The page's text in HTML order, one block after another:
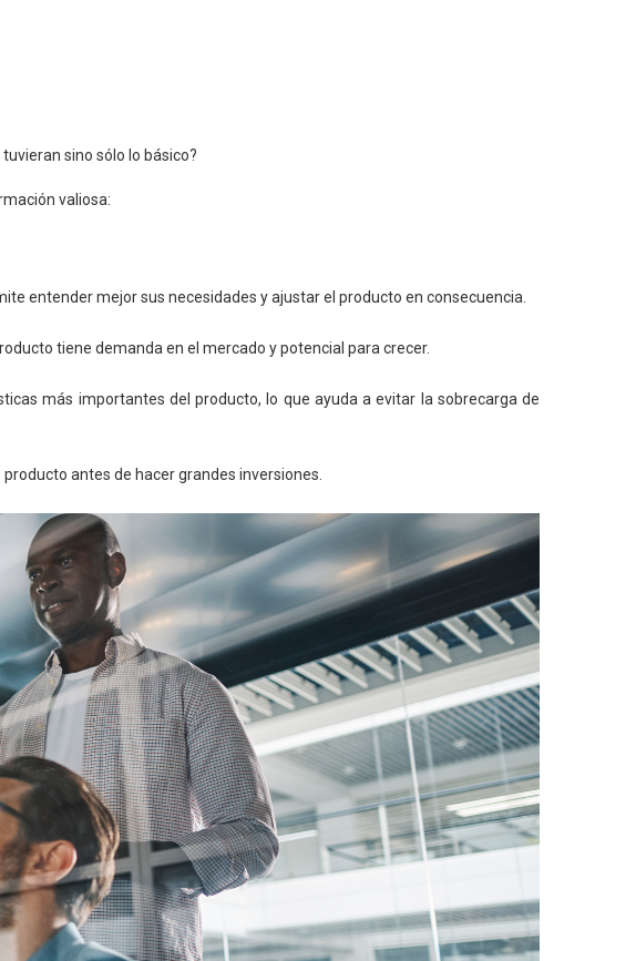
sino sólo lo básico?
valiosa:
entender mejor sus necesidades y ajustar el producto en consecuencia.
tiene demanda en el mercado y potencial para crecer.
más importantes del producto, lo que ayuda a evitar la sobrecarga de
antes de hacer grandes inversiones.